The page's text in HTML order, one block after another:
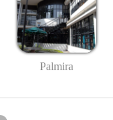
Palmira